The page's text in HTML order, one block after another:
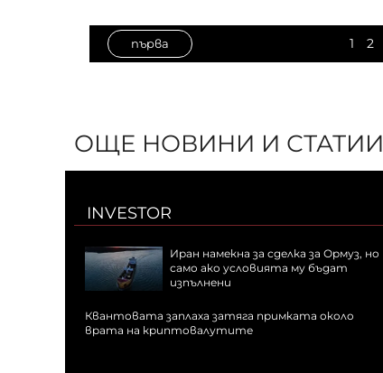
първа 1 2
ОЩЕ НОВИНИ И СТАТИИ
INVESTOR
Иран намекна за сделка за Ормуз, но
само ако условията му бъдат
изпълнени
Квантовата заплаха затяга примката около
врата на криптовалутите